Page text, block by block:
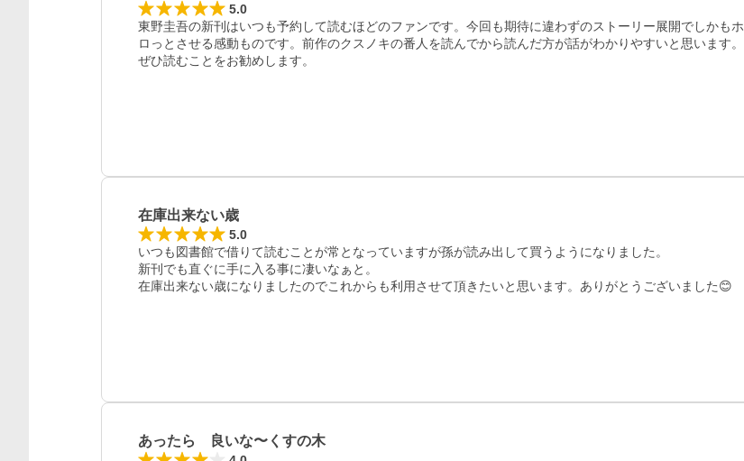
5.0
東野圭吾の新刊はいつも予約して読むほどのファンです。今回も期待に違わずのストーリー展開でしかもホ
ロっとさせる感動ものです。前作のクスノキの番人を読んでから読んだ方が話がわかりやすいと思います。
ぜひ読むことをお勧めします。
在庫出来ない歳
5.0
いつも図書館で借りて読むことが常となっていますが孫が読み出して買うようになりました。
新刊でも直ぐに手に入る事に凄いなぁと。
在庫出来ない歳になりましたのでこれからも利用させて頂きたいと思います。ありがとうございました😊
あったら 良いな〜くすの木